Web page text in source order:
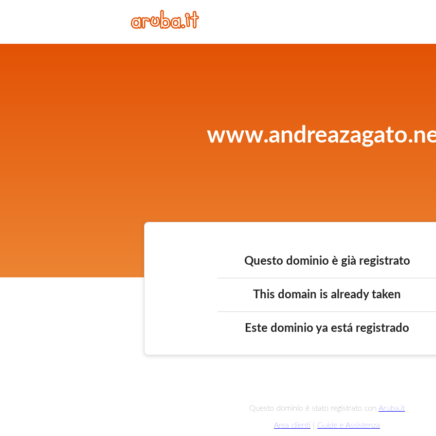
Questo dominio è già registrato
This domain is already taken
Este dominio ya está registrado
Questo dominio è stato registrato con Aruba.it
Area clienti Guide e Assistenza